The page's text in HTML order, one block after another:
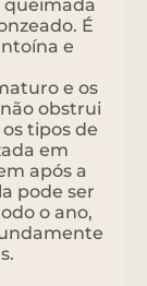
queimada
É
e
e os
obstrui
tipos de
em
após a
pode ser
o ano,